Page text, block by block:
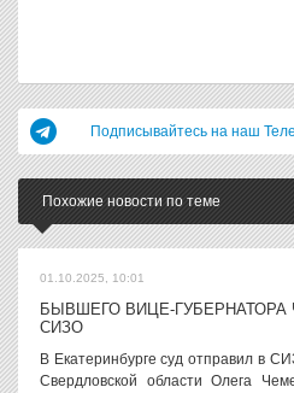
Подписывайтесь на наш
Похожие новости по теме
01.10.2025, 10:01
БЫВШЕГО ВИЦЕ-
СИЗО
В Екатеринбурге суд отправил в
Свердловской области Олега